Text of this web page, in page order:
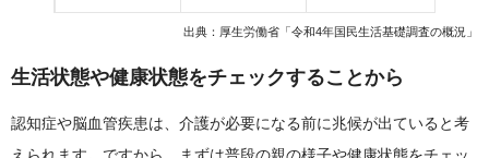
出典：厚生労働省「令和4年国民生活基礎調査の概況」
生活状態や健康状態をチェックすることから
認知症や脳血管疾患は、介護が必要になる前に兆候が出ていると考